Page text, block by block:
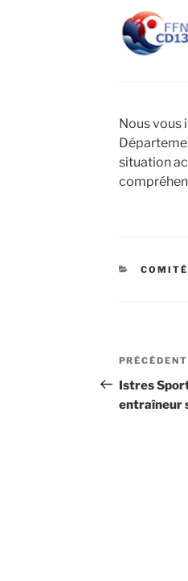
Nous vous
situation
COMITÉ
de
l’article
Article
précédent
PRÉCÉDENT
Istres
entraîneur